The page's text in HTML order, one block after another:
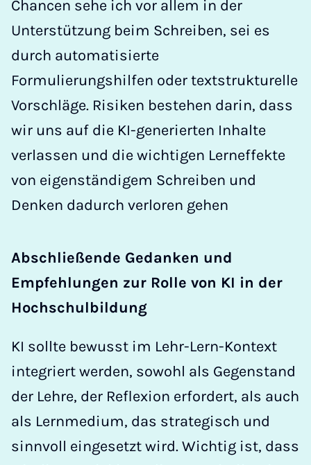
Chancen sehe ich vor allem in der
Unterstützung beim Schreiben, sei es
durch automatisierte
Formulierungshilfen oder textstrukturelle
Vorschläge. Risiken bestehen darin, dass
wir uns auf die KI-generierten Inhalte
verlassen und die wichtigen Lerneffekte
von eigenständigem Schreiben und
Denken dadurch verloren gehen
Abschließende Gedanken und
Empfehlungen zur Rolle von KI in der
Hochschulbildung
KI sollte bewusst im Lehr-Lern-Kontext
integriert werden, sowohl als Gegenstand
der Lehre, der Reflexion erfordert, als auch
als Lernmedium, das strategisch und
sinnvoll eingesetzt wird. Wichtig ist, dass